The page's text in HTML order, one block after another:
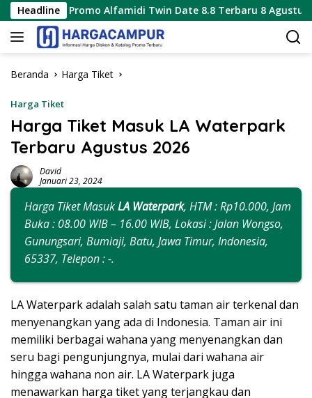
Langsung
ke
konten
Headline
Promo Alfamidi Twin Date 8.8 Terbaru 8 Agustus 2026 Hanya
Beranda Harga Tiket
Harga Tiket
Harga Tiket Masuk LA Waterpark
Terbaru Agustus 2026
David
Januari 23, 2024
Harga Tiket MasukLA Waterpark, HTM : Rp10.000, Jam
Buka : 08.00 WIB – 16.00 WIB, Lokasi : Jalan Wongso,
Gunungsari, Bumiaji, Batu, Jawa Timur, Indonesia,
65337, Telepon : -.
LA Waterpark adalah salah satu taman air terkenal dan
menyenangkan yang ada di Indonesia. Taman air ini
memiliki berbagai wahana yang menyenangkan dan
seru bagi pengunjungnya, mulai dari wahana air
hingga wahana non air. LA Waterpark juga
menawarkan harga tiket yang terjangkau dan